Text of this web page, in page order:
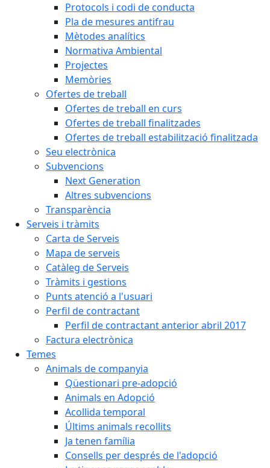
Protocols i codi de conducta
Pla de mesures antifrau
Mètodes analítics
Normativa Ambiental
Projectes
Memòries
Ofertes de treball
Ofertes de treball en curs
Ofertes de treball finalitzades
Ofertes de treball estabilització finalitzada
Seu electrònica
Subvencions
Next Generation
Altres subvencions
Transparència
Serveis i tràmits
Carta de Serveis
Mapa de serveis
Catàleg de Serveis
Tràmits i gestions
Punts atenció a l'usuari
Perfil de contractant
Perfil de contractant anterior abril 2017
Factura electrònica
Temes
Animals de companyia
Qüestionari pre-adopció
Animals en Adopció
Acollida temporal
Últims animals recollits
Ja tenen família
Consells per després de l'adopció